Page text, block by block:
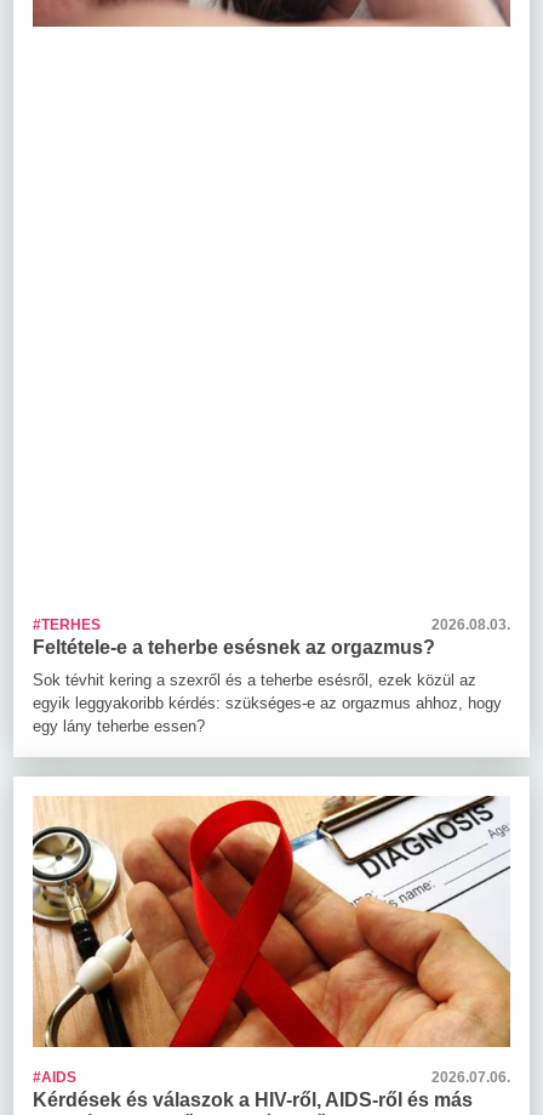
#TERHES 2026.08.03.
Feltétele-e a teherbe esésnek az orgazmus?
Sok tévhit kering a szexről és a teherbe esésről, ezek közül az
egyik leggyakoribb kérdés: szükséges-e az orgazmus ahhoz, hogy
egy lány teherbe essen?
#AIDS 2026.07.06.
Kérdések és válaszok a HIV-ről, AIDS-ről és más